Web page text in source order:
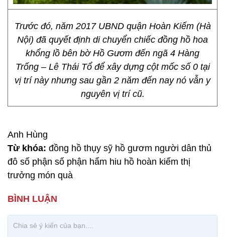
Trước đó, năm 2017 UBND quận Hoàn Kiếm (Hà
Nội) đã quyết định di chuyển chiếc đồng hồ hoa
khổng lồ bên bờ Hồ Gươm đến ngã 4 Hàng
Trống – Lê Thái Tổ để xây dựng cột mốc số 0 tại
vị trí này nhưng sau gần 2 năm đến nay nó vẫn y
nguyên vị trí cũ.
Anh Hùng
Từ khóa: đồng hồ thụy sỹ hồ gươm người dân thủ
đô số phận số phận hẩm hiu hồ hoàn kiếm thị
trưởng món quà